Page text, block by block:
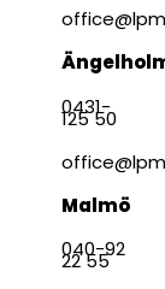
0431-
125 50
Malmö
040-92
22 55